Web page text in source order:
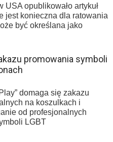
opublikowało artykuł
jest konieczna dla ratowania
być określana jako
promowania symboli
domaga się zakazu
na koszulkach i
od profesjonalnych
LGBT